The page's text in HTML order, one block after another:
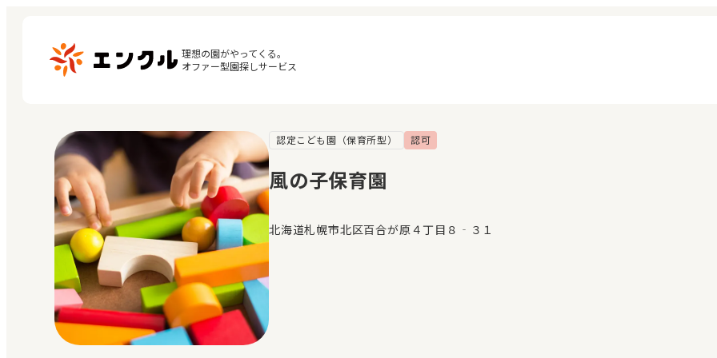
理想の園がやってくる。
オファー型園探しサービス
保育園・幼稚園を探す
地図から探す
地域から探す
マイページ
閲覧履歴
お気に入り
認定こども園（保育所型） 認可
風の子保育園
北海道札幌市北区百合が原４丁目８‐３１